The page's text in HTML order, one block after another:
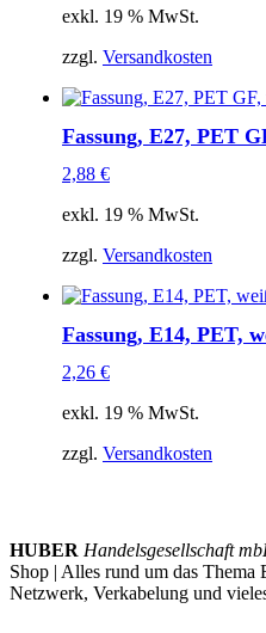
exkl. 19 % MwSt.
zzgl. Versandkosten
Fassung, E27, PET
2,88 €
exkl. 19 % MwSt.
zzgl. Versandkosten
Fassung, E14, PET,
2,26 €
exkl. 19 % MwSt.
zzgl. Versandkosten
HUBER Handelsgesellschaft
Shop | Alles rund um das
Netzwerk, Verkabelung und